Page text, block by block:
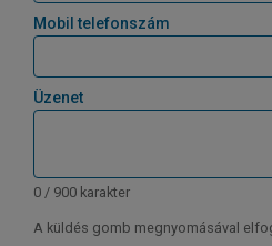
Mobil telefonszám
Üzenet
0 / 900 karakter
A küldés gomb megnyomásával